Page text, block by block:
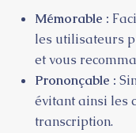
Mémorable :
les utilisateurs
et vous
Prononçable :
évitant ainsi les
transcription.